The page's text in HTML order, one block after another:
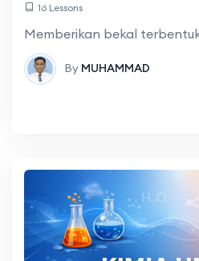
16 Lessons
By MUHAMMAD